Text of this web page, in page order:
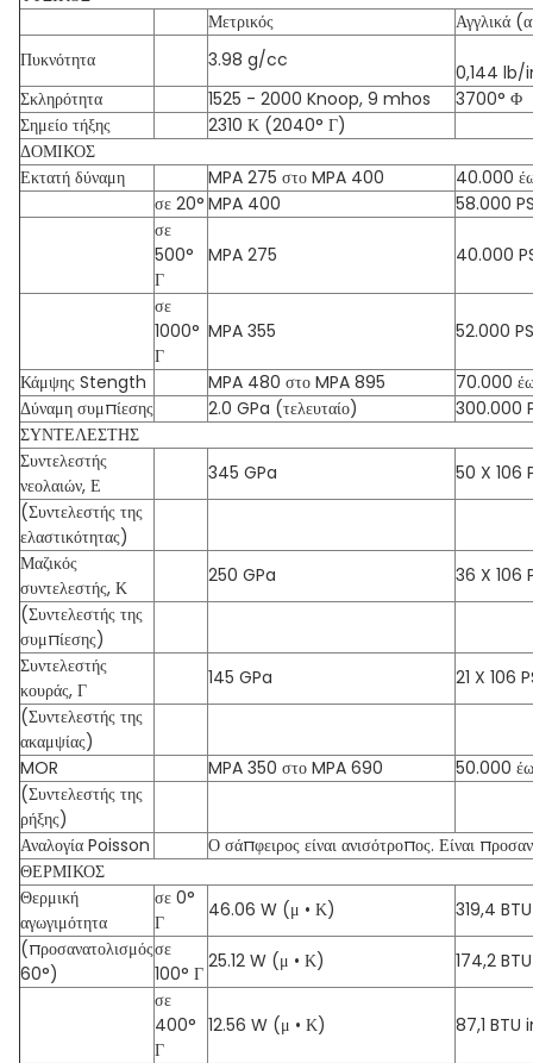
Μετρικός
Αγγλικά
Πυκνότητα
3.98 g/cc
0,144 lb/
Σκληρότητα
1525 - 2000 Knoop, 9 mhos
3700° Φ
Σημείο τήξης
2310 Κ (2040° Γ)
ΔΟΜΙΚΟΣ
Εκτατή δύναμη
MPA 275 στο MPA 400
40.000
σε 20° MPA 400
58.000
σε
500°
Γ
MPA 275 40.000
σε
1000°
Γ
MPA 355 52.000
Κάμψης Stength MPA 480 στο MPA 895
70.000
Δύναμη συμπίεσης
2.0 GPa (τελευταίο)
300.000
ΣΥΝΤΕΛΕΣΤΗΣ
Συντελεστής
νεολαιών, Ε
345 GPa
50 X 106
(Συντελεστής της
ελαστικότητας)
Μαζικός
συντελεστής, Κ
250 GPa
36 X 106
(Συντελεστής της
συμπίεσης)
Συντελεστής
κουράς, Γ
145 GPa
21 X 106
(Συντελεστής της
ακαμψίας)
MOR
MPA 350 στο MPA 690
50.000
(Συντελεστής της
ρήξης)
Αναλογία Poisson
Ο σάπφειρος είναι ανισότροπος. Είναι
ΘΕΡΜΙΚΟΣ
Θερμική
αγωγιμότητα
σε 0°
Γ
46.06 W (μ • Κ)
319,4
(προσανατολισμός
60°)
σε
100° Γ
25.12 W (μ • Κ)
174,2
σε
400°
Γ
12.56 W (μ • Κ) 87,1